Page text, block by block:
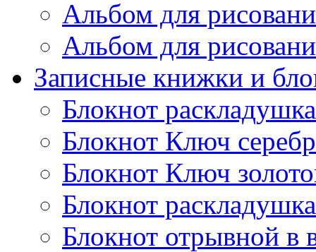
Альбом для
Альбом для
Записные книжки и
Блокнот
Блокнот Ключ
Блокнот Ключ
Блокнот
Блокнот отрывной в